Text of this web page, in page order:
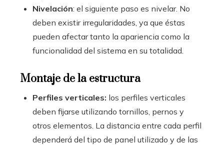
Nivelación: el siguiente paso es nivelar. No
deben existir irregularidades, ya que éstas
pueden afectar tanto la apariencia como la
funcionalidad del sistema en su totalidad.
Montaje de la estructura
Perfiles verticales: los perfiles verticales
deben fijarse utilizando tornillos, pernos y
otros elementos. La distancia entre cada perfil
dependerá del tipo de panel utilizado y de las